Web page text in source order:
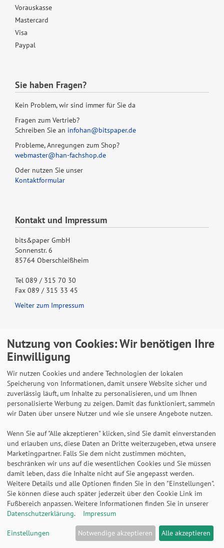
Vorauskasse
Mastercard
Visa
Paypal
Sie haben Fragen?
Kein Problem, wir sind immer für Sie da
Fragen zum Vertrieb?
Schreiben Sie an infohan@bitspaper.de
Probleme, Anregungen zum Shop?
webmaster@han-fachshop.de
Oder nutzen Sie unser
Kontaktformular
Kontakt und Impressum
bits&paper GmbH
Sonnenstr. 6
85764 Oberschleißheim
Tel 089 / 315 70 30
Fax 089 / 315 33 45
Weiter zum Impressum
Kundeninformation
Kundeninfo Deutschland
Kundeninfo Österreich
Kundeninfo Schweiz
Kundeninfo EU
Wir versenden mit
Lieferung auch an Packstationen und Postfilialen
Samstagszustellung
Nutzung von Cookies: Wir benötigen Ihre
Einwilligung
Wir nutzen Cookies und andere Technologien der lokalen
Speicherung von Informationen, damit unsere Website sicher und
zuverlässig läuft, um Inhalte zu personalisieren, und um Ihnen
personalisierte Werbung zu zeigen. Damit das funktioniert, sammeln
wir Daten über unsere Nutzer und wie sie unsere Angebote nutzen.
Wenn Sie auf "Alle akzeptieren" klicken, sind Sie damit einverstanden
und erlauben uns, diese Daten an Dritte weiterzugeben, etwa unsere
Marketingpartner. Falls Sie dem nicht zustimmen möchten,
beschränken wir uns auf die wesentlichen Cookies und Sie müssen
damit leben, dass die Inhalte nicht auf Sie angepasst werden.
Weitere Details und alle Optionen finden Sie in den "Einstellungen".
Sie können diese auch später jederzeit über den Cookie Link im
Fußbereich anpassen. Weitere Informationen finden Sie in unserer
Datenschutzerklärung. Impressum
Einstellungen Notwendige akzeptieren Alle akzeptieren